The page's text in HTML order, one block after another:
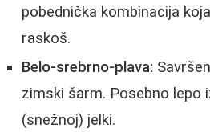
pobednička kombinacija
raskoš.
Belo-srebrno-plava:
zimski šarm. Posebno lepo
(snežnoj) jelki.